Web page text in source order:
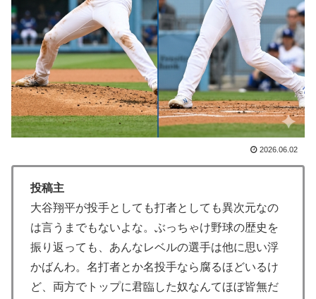
かる数字に海外が大騒ぎ
▶
日本旅行キャンセルすべきか…1万年ぶり史上最大級の
火山の兆し＝韓国の反応
▶ 韓国人「熊本地震で見る日本の土木技術の完全勝利をご
覧ください」→「これはすごいわ」「こういうのを見る
と日本人は何か適当に作る感じがしない・・・」「あれ
がまさに経験値である」
ぺこぱ松蔭寺「みんな右とか左とか拘りすぎ。思想関係
なく応援しようよ」
▶ 韓国が独自開発したと自慢する甘いトマト、実はそこら
辺のトマトに砂糖水を注入していただけなのが判明して
大問題にw
▶
【伝説の100得点、いまだ都市伝説扱い】海外「バムの
83点でようやく信じた」
▶
海外「親が買った覚えのないプレゼントが山積みなのに
2026.06.02
投稿主
大谷翔平が投手としても打者としても異次元なの
は言うまでもないよな。ぶっちゃけ野球の歴史を
振り返っても、あんなレベルの選手は他に思い浮
かばんわ。名打者とか名投手なら腐るほどいるけ
ど、両方でトップに君臨した奴なんてほぼ皆無だ